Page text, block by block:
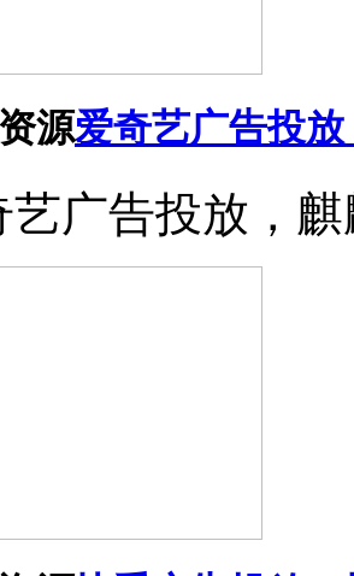
源爱奇艺广告投
艺广告投放，